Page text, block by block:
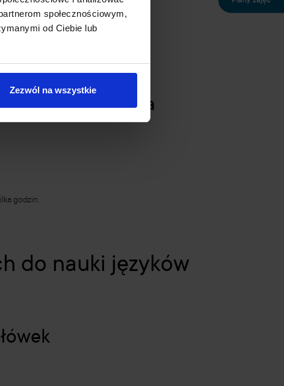
społecznościowym,
od Ciebie lub
Zezwól na wszystkie
do zarządzania
godzin.
do nauki języków